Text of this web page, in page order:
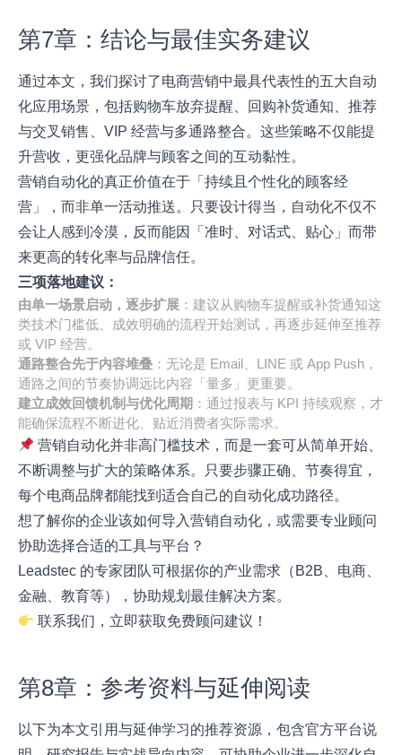
第7章：结论与最佳实务建议
通过本文，我们探讨了电商营销中最具代表性的五大自动
化应用场景，包括购物车放弃提醒、回购补货通知、推荐
与交叉销售、VIP 经营与多通路整合。这些策略不仅能提
升营收，更强化品牌与顾客之间的互动黏性。
营销自动化的真正价值在于「持续且个性化的顾客经
营」，而非单一活动推送。只要设计得当，自动化不仅不
会让人感到冷漠，反而能因「准时、对话式、贴心」而带
来更高的转化率与品牌信任。
三项落地建议：
由单一场景启动，逐步扩展 ：建议从购物车提醒或补货通知这
类技术门槛低、成效明确的流程开始测试，再逐步延伸至推荐
或 VIP 经营。
通路整合先于内容堆叠 ：无论是 Email、LINE 或 App Push，
通路之间的节奏协调远比内容「量多」更重要。
建立成效回馈机制与优化周期 ：通过报表与 KPI 持续观察，才
能确保流程不断进化、贴近消费者实际需求。
营销自动化并非高门槛技术，而是一套可从简单开始、
不断调整与扩大的策略体系。只要步骤正确、节奏得宜，
每个电商品牌都能找到适合自己的自动化成功路径。
想了解你的企业该如何导入营销自动化，或需要专业顾问
协助选择合适的工具与平台？
Leadstec 的专家团队可根据你的产业需求（B2B、电商、
金融、教育等），协助规划最佳解决方案。
联系我们 ，立即获取免费顾问建议！
第8章：参考资料与延伸阅读
以下为本文引用与延伸学习的推荐资源，包含官方平台说